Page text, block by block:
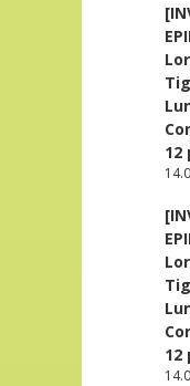
12
12